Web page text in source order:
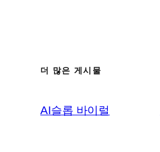
더 많은 게시물
AI슬롭 바이럴